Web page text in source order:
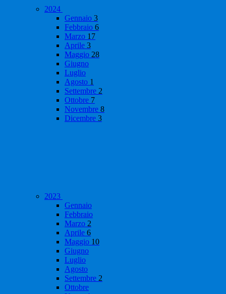
2024
Gennaio 3
Febbraio 6
Marzo 17
Aprile 3
Maggio 28
Giugno
Luglio
Agosto 1
Settembre 2
Ottobre 7
Novembre 8
Dicembre 3
2023
Gennaio
Febbraio
Marzo 2
Aprile 6
Maggio 10
Giugno
Luglio
Agosto
Settembre 2
Ottobre